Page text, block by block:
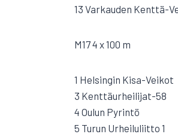
13 Varkauden Kenttä-
M17 4 x 100 m
1 Helsingin Kisa-Veikot
3 Kenttäurheilijat-58
4 Oulun Pyrintö
5 Turun Urheiluliitto 1